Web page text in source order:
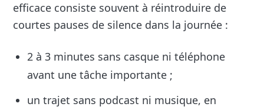
efficace consiste souvent à réintroduire de
courtes pauses de silence dans la journée :
2 à 3 minutes sans casque ni téléphone
avant une tâche importante ;
un trajet sans podcast ni musique, en